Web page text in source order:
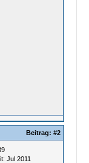
Beitrag: #2
Jul 2011